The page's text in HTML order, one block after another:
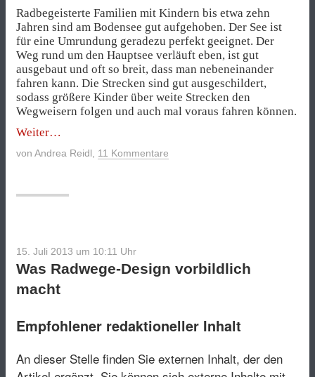
Radbegeisterte Familien mit Kindern bis etwa zehn
Jahren sind am Bodensee gut aufgehoben. Der See ist
für eine Umrundung geradezu perfekt geeignet. Der
Weg rund um den Hauptsee verläuft eben, ist gut
ausgebaut und oft so breit, dass man nebeneinander
fahren kann. Die Strecken sind gut ausgeschildert,
sodass größere Kinder über weite Strecken den
Wegweisern folgen und auch mal voraus fahren können.
Weiter„Mit
und
von Andrea Reidl 11 Kommentare
15. Juli 2013 um 10:11 Uhr
Was Radwege-Design vorbildlich
macht
Empfohlener redaktioneller Inhalt
An dieser Stelle finden Sie externen Inhalt, der den